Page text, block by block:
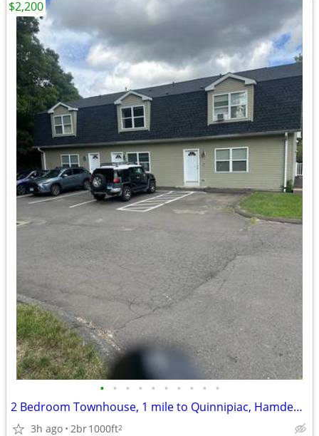
• • • • • • • • • •
2 Bedroom Townhouse, 1 mile to Quinnipiac, Hamden $2200/mo - Available
3h ago 2br1000ft2
$2,200